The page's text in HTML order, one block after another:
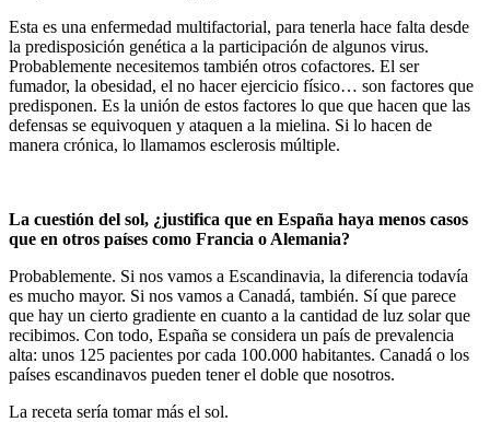
Esta es una enfermedad multifactorial, para tenerla hace falta desde
la predisposición genética a la participación de algunos virus.
Probablemente necesitemos también otros cofactores. El ser
fumador, la obesidad, el no hacer ejercicio físico… son factores que
predisponen. Es la unión de estos factores lo que que hacen que las
defensas se equivoquen y ataquen a la mielina. Si lo hacen de
manera crónica, lo llamamos esclerosis múltiple.
La cuestión del sol, ¿justifica que en España haya menos casos
que en otros países como Francia o Alemania?
Probablemente. Si nos vamos a Escandinavia, la diferencia todavía
es mucho mayor. Si nos vamos a Canadá, también. Sí que parece
que hay un cierto gradiente en cuanto a la cantidad de luz solar que
recibimos. Con todo, España se considera un país de prevalencia
alta: unos 125 pacientes por cada 100.000 habitantes. Canadá o los
países escandinavos pueden tener el doble que nosotros.
La receta sería tomar más el sol.